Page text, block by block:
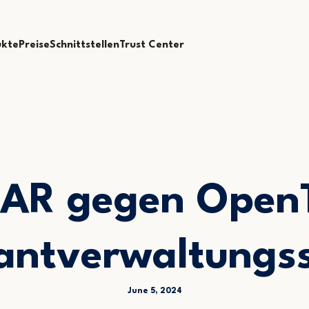
PreiseSchnittstellenTrust Center
gegen
June 5, 2024